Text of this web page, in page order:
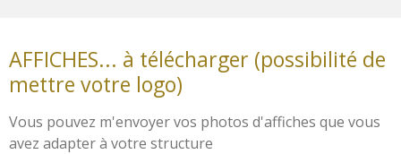
AFFICHES... à télécharger (possibilité de
mettre votre logo)
Vous pouvez m'envoyer vos photos d'affiches que vous
avez adapter à votre structure